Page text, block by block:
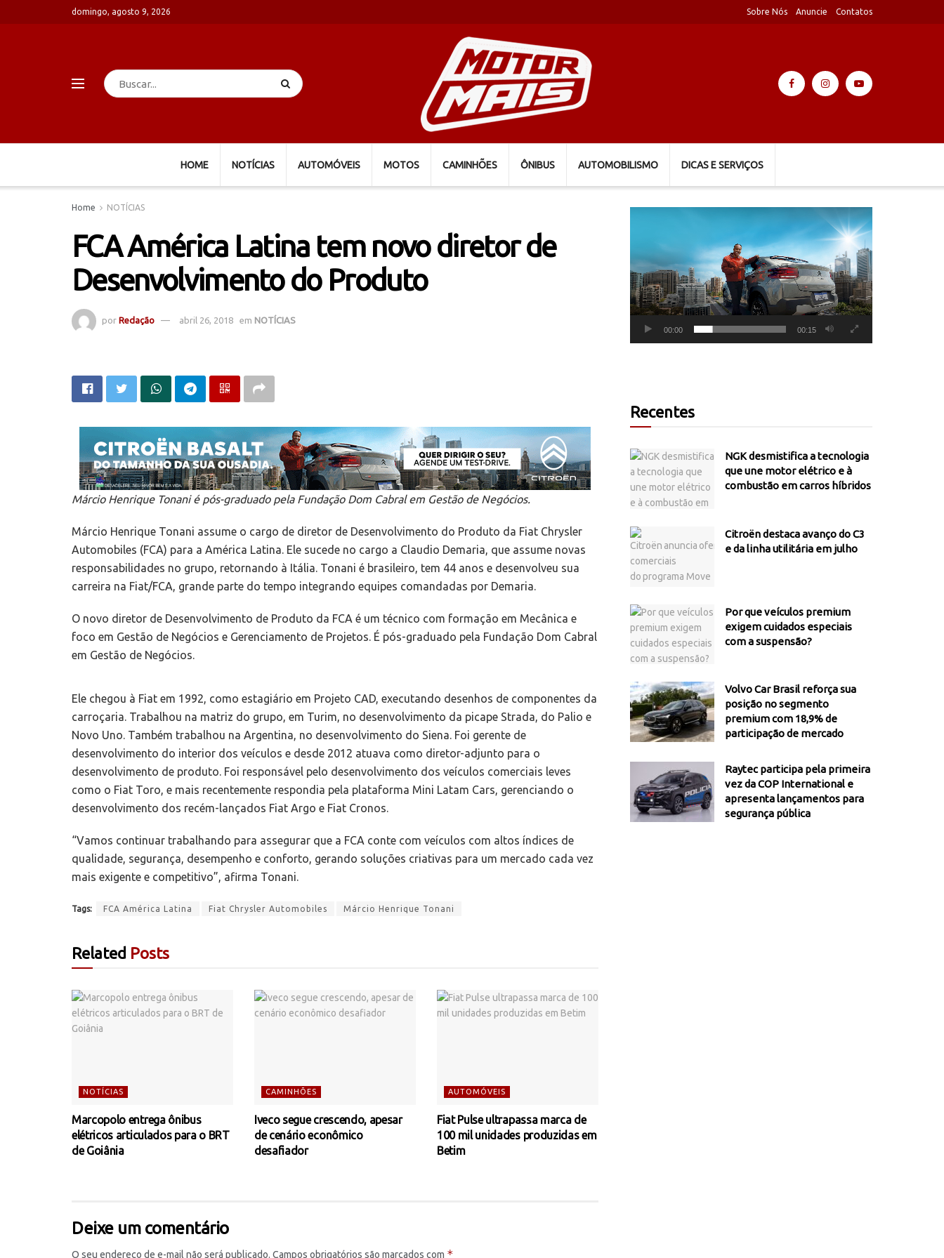
domingo, agosto 9, 2026 Sobre Nós Anuncie Contatos
HOME NOTÍCIAS AUTOMÓVEIS MOTOS CAMINHÕES ÔNIBUS AUTOMOBILISMO DICAS E SERVIÇOS
Home NOTÍCIAS
FCA América Latina tem novo diretor de
Desenvolvimento do Produto
por Redação abril 26, 2018 em NOTÍCIAS
Márcio Henrique Tonani é pós-graduado pela Fundação Dom Cabral em Gestão de Negócios.
Márcio Henrique Tonani assume o cargo de diretor de Desenvolvimento do Produto da Fiat Chrysler
Automobiles (FCA) para a América Latina. Ele sucede no cargo a Claudio Demaria, que assume novas
responsabilidades no grupo, retornando à Itália. Tonani é brasileiro, tem 44 anos e desenvolveu sua
carreira na Fiat/FCA, grande parte do tempo integrando equipes comandadas por Demaria.
O novo diretor de Desenvolvimento de Produto da FCA é um técnico com formação em Mecânica e
foco em Gestão de Negócios e Gerenciamento de Projetos. É pós-graduado pela Fundação Dom Cabral
em Gestão de Negócios.
Ele chegou à Fiat em 1992, como estagiário em Projeto CAD, executando desenhos de componentes da
carroçaria. Trabalhou na matriz do grupo, em Turim, no desenvolvimento da picape Strada, do Palio e
Novo Uno. Também trabalhou na Argentina, no desenvolvimento do Siena. Foi gerente de
desenvolvimento do interior dos veículos e desde 2012 atuava como diretor-adjunto para o
desenvolvimento de produto. Foi responsável pelo desenvolvimento dos veículos comerciais leves
como o Fiat Toro, e mais recentemente respondia pela plataforma Mini Latam Cars, gerenciando o
desenvolvimento dos recém-lançados Fiat Argo e Fiat Cronos.
“Vamos continuar trabalhando para assegurar que a FCA conte com veículos com altos índices de
qualidade, segurança, desempenho e conforto, gerando soluções criativas para um mercado cada vez
mais exigente e competitivo”, afirma Tonani.
Tags: FCA América Latina Fiat Chrysler Automobiles Márcio Henrique Tonani
Related Posts
NOTÍCIAS
Marcopolo entrega ônibus
elétricos articulados para o BRT
de Goiânia
CAMINHÕES
Iveco segue crescendo, apesar
de cenário econômico
desafiador
AUTOMÓVEIS
Fiat Pulse ultrapassa marca de
100 mil unidades produzidas em
Betim
Deixe um comentário
O seu endereço de e-mail não será publicado. Campos obrigatórios são marcados com *
00:00 00:15
Recentes
NGK desmistifica a tecnologia
que une motor elétrico e à
combustão em carros híbridos
Citroën destaca avanço do C3
e da linha utilitária em julho
Por que veículos premium
exigem cuidados especiais
com a suspensão?
Volvo Car Brasil reforça sua
posição no segmento
premium com 18,9% de
participação de mercado
Raytec participa pela primeira
vez da COP International e
apresenta lançamentos para
segurança pública